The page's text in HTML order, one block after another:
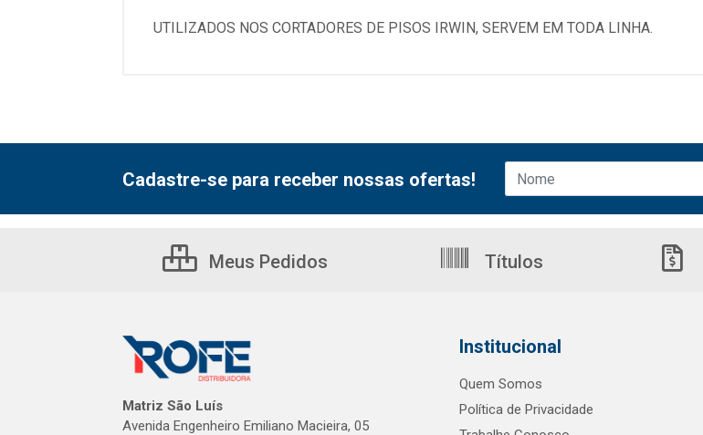
UTILIZADOS NOS CORTADORES DE PISOS IRWIN, SERVEM EM TODA LINHA.
Cadastre-se para receber nossas ofertas!
Meus Pedidos Títulos
Matriz São Luís
Avenida Engenheiro Emiliano Macieira, 05
Institucional
Quem Somos
Política de Privacidade